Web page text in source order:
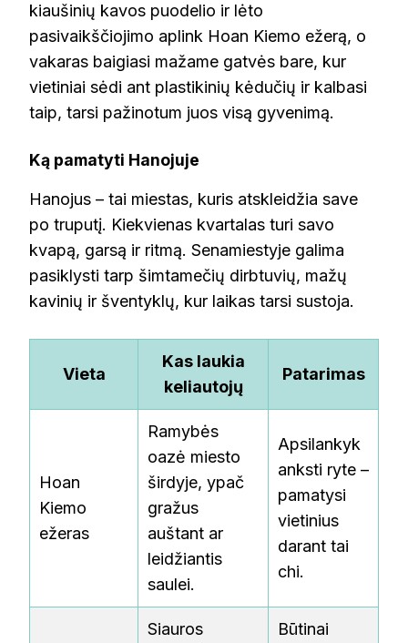
kiaušinių kavos puodelio ir lėto
pasivaikščiojimo aplink Hoan Kiemo ežerą, o
vakaras baigiasi mažame gatvės bare, kur
vietiniai sėdi ant plastikinių kėdučių ir kalbasi
taip, tarsi pažinotum juos visą gyvenimą.
Ką pamatyti Hanojuje
Hanojus – tai miestas, kuris atskleidžia save
po truputį. Kiekvienas kvartalas turi savo
kvapą, garsą ir ritmą. Senamiestyje galima
pasiklysti tarp šimtamečių dirbtuvių, mažų
kavinių ir šventyklų, kur laikas tarsi sustoja.
Vieta
Kas laukia
keliautojų
Patarimas
Hoan
Kiemo
ežeras
Ramybės
oazė miesto
širdyje, ypač
gražus
auštant ar
leidžiantis
saulei.
Apsilankyk
anksti ryte –
pamatysi
vietinius
darant tai
chi.
Siauros
Būtinai